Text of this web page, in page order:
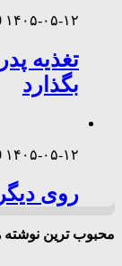
۱۴۰۵-۰۵-۱۲
تغذیه
بگذارد
۱۴۰۵-۰۵-۱۲
روی
محبوب ترین نوشته